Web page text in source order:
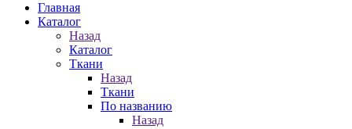
Главная
Каталог
Назад
Каталог
Ткани
Назад
Ткани
По названию
Назад